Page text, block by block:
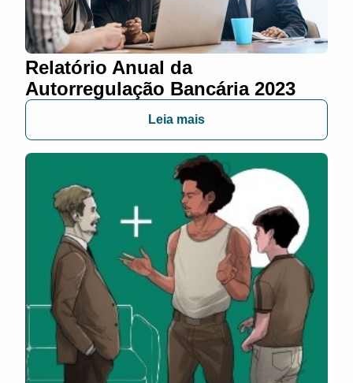
Relatório Anual da
Autorregulação Bancária 2023
Leia mais